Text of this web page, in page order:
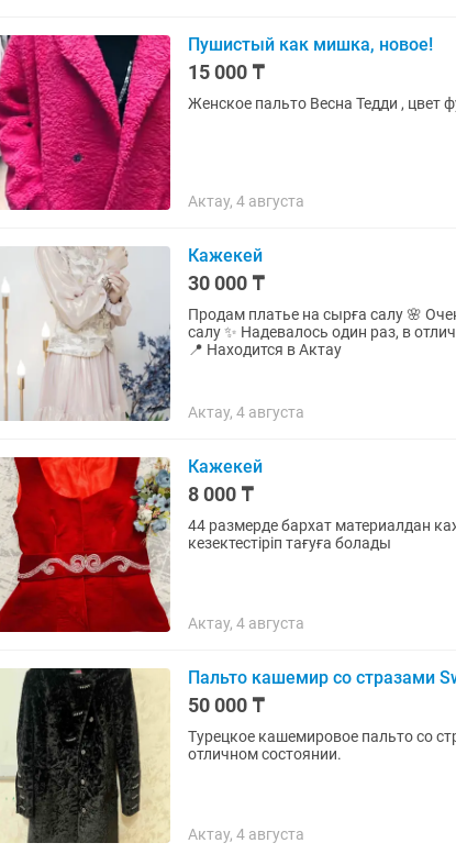
Пушистый как мишка, новое!
15 000 ₸
Женское пальто Весна Тедди , цвет
Актау, 4 августа
Кажекей
30 000 ₸
Продам платье на сырға салу 🌸
салу ✨ Надевалось один раз, в
📍 Находится в Актау
Актау, 4 августа
Кажекей
8 000 ₸
44 размерде бархат материалдан кажекей сатылады
кезектестіріп тағуға болады
Актау, 4 августа
Пальто кашемир со стразами
50 000 ₸
Турецкое кашемировое пальто со
отличном состоянии.
Актау, 4 августа